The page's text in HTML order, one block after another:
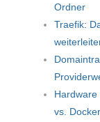
Ordner
Traefik:
Hardware
vs. Docker